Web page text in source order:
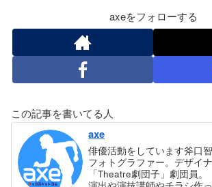
axeをフォローする
この記事を書いてる人
axe
俳優活動をしています斧口智
フォトグラファー。デザイ
「Theatre劇団子」劇団員。